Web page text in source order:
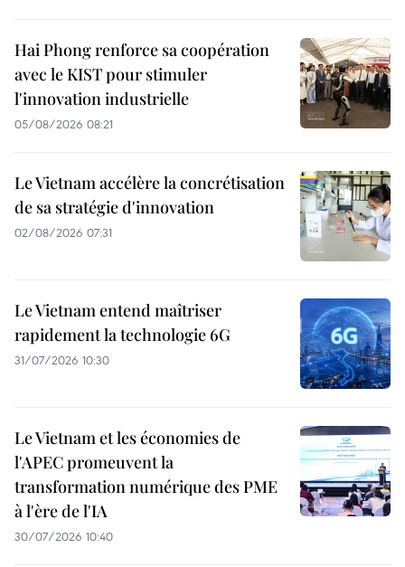
Hai Phong renforce sa coopération
avec le KIST pour stimuler
l'innovation industrielle
05/08/2026 08:21
Le Vietnam accélère la concrétisation
de sa stratégie d'innovation
02/08/2026 07:31
Le Vietnam entend maîtriser
rapidement la technologie 6G
31/07/2026 10:30
Le Vietnam et les économies de
l'APEC promeuvent la
transformation numérique des PME
à l'ère de l'IA
30/07/2026 10:40